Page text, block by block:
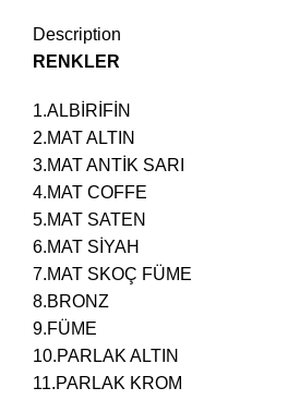
Description
RENKLER
1.ALBİRİFİN
2.MAT ALTIN
3.MAT ANTİK SARI
4.MAT COFFE
5.MAT SATEN
6.MAT SİYAH
7.MAT SKOÇ FÜME
8.BRONZ
9.FÜME
10.PARLAK ALTIN
11.PARLAK KROM